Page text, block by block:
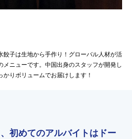
餃子は生地から手作り！グローバル人材が活
ニューです。中国出身のスタッフが開発し
りボリュームでお届けします！
初めてのアルバイトはドー